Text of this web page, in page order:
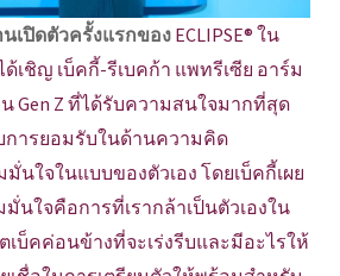
เปิดตัวครั้งแรกของ ECLIPSE® ใน
ได้เชิญ เบ็คกี้-รีเบคก้า แพทรีเซีย อาร์ม
Gen Z ที่ได้รับความสนใจมากที่สุด
การยอมรับในด้านความคิด
นใจในแบบของตัวเอง โดยเบ็คกี้เผย
นใจคือการที่เรากล้าเป็นตัวเองใน
เบ็คค่อนข้างที่จะเร่งรีบและมีอะไรให้